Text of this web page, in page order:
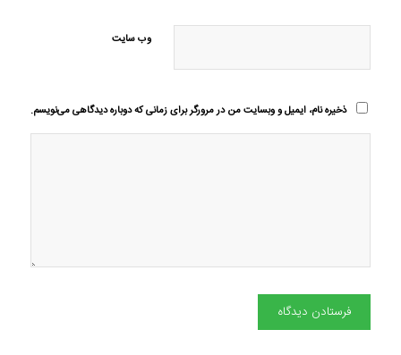
وب‌ سایت
ذخیره نام، ایمیل و وبسایت من در مرورگر برای زمانی که دوباره دیدگاهی می‌نویسم.